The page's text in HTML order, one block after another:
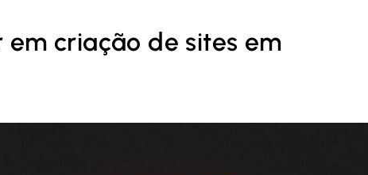
em criação de sites em